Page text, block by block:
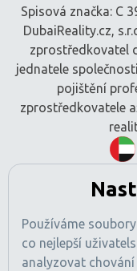
Spisová značka: C
DubaiReality.cz,
zprostředkovatel
jednatele
pojištění
zprostředkovatele
Číslo
Používáme
co nejlepší
analyzovat